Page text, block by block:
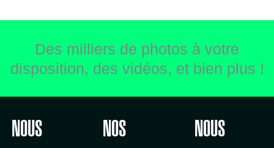
Des milliers de photos à votre
disposition, des vidéos, et bien plus !
NOUS
NOS
NOUS